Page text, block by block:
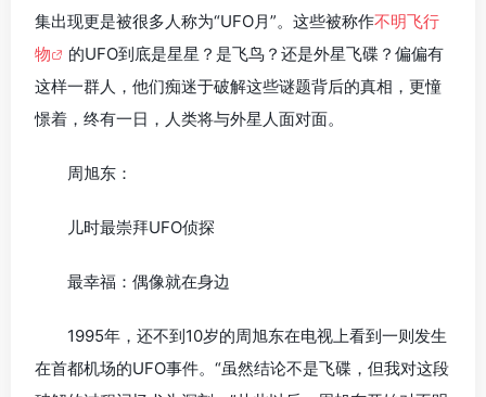
集出现更是被很多人称为“UFO月”。这些被称作不明飞行
物
的UFO到底是星星？是飞鸟？还是外星飞碟？偏偏有
这样一群人，他们痴迷于破解这些谜题背后的真相，更憧
憬着，终有一日，人类将与外星人面对面。
周旭东：
儿时最崇拜UFO侦探
最幸福：偶像就在身边
1995年，还不到10岁的周旭东在电视上看到一则发生
在首都机场的UFO事件。“虽然结论不是飞碟，但我对这段